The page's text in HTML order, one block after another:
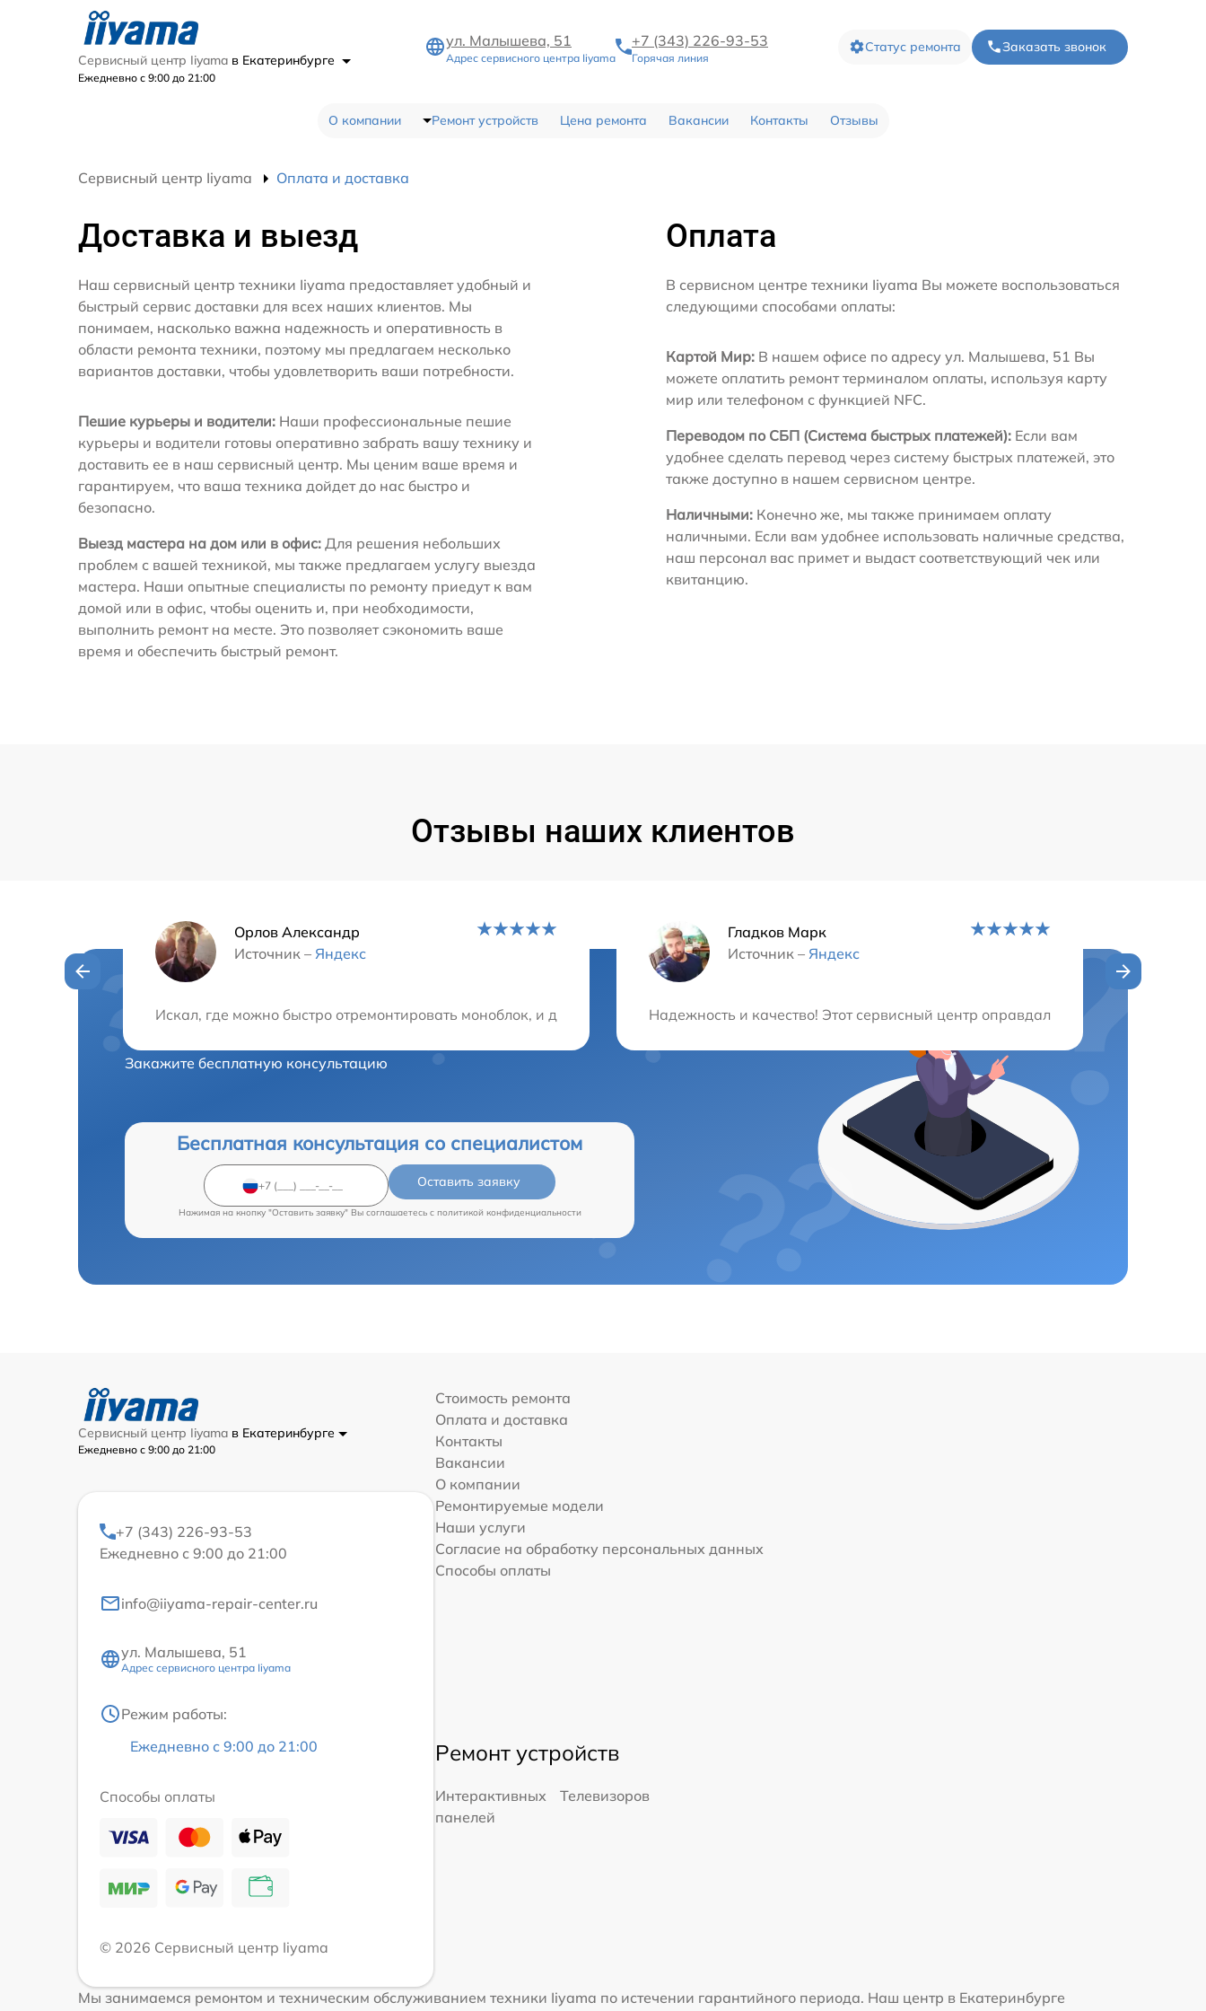
Сервисный центр Iiyama в Екатеринбурге
Ежедневно с 9:00 до 21:00
ул. Малышева, 51
Адрес сервисного центра Iiyama
+7 (343) 226-93-53
Горячая линия
Статус ремонта Заказать звонок
О компании Ремонт устройств Цена ремонта Вакансии Контакты Отзывы
Сервисный центр Iiyama Оплата и доставка
Доставка и выезд
Наш сервисный центр техники Iiyama предоставляет удобный и
быстрый сервис доставки для всех наших клиентов. Мы
понимаем, насколько важна надежность и оперативность в
области ремонта техники, поэтому мы предлагаем несколько
вариантов доставки, чтобы удовлетворить ваши потребности.
Пешие курьеры и водители: Наши профессиональные пешие
курьеры и водители готовы оперативно забрать вашу технику и
доставить ее в наш сервисный центр. Мы ценим ваше время и
гарантируем, что ваша техника дойдет до нас быстро и
безопасно.
Выезд мастера на дом или в офис: Для решения небольших
проблем с вашей техникой, мы также предлагаем услугу выезда
мастера. Наши опытные специалисты по ремонту приедут к вам
домой или в офис, чтобы оценить и, при необходимости,
выполнить ремонт на месте. Это позволяет сэкономить ваше
время и обеспечить быстрый ремонт.
Оплата
В сервисном центре техники Iiyama Вы можете воспользоваться
следующими способами оплаты:
Картой Мир: В нашем офисе по адресу ул. Малышева, 51 Вы
можете оплатить ремонт терминалом оплаты, используя карту
мир или телефоном с функцией NFC.
Переводом по СБП (Система быстрых платежей): Если вам
удобнее сделать перевод через систему быстрых платежей, это
также доступно в нашем сервисном центре.
Наличными: Конечно же, мы также принимаем оплату
наличными. Если вам удобнее использовать наличные средства,
наш персонал вас примет и выдаст соответствующий чек или
квитанцию.
Отзывы наших клиентов
Орлов Александр
Источник – Яндекс
Искал, где можно быстро отремонтировать моноблок, и друг порекомендовал этот сервисный центр. Мастер сделал всё быстро и качественно, а
Гладков Марк
Источник – Яндекс
Надежность и качество! Этот сервисный центр оправдал все мои
Нужна консультация?
Закажите бесплатную консультацию
Бесплатная консультация со специалистом
Оставить заявку
Нажимая на кнопку "Оставить заявку" Вы соглашаетесь c политикой конфиденциальности
Сервисный центр Iiyama в Екатеринбурге
Ежедневно с 9:00 до 21:00
+7 (343) 226-93-53
Ежедневно с 9:00 до 21:00
info@iiyama-repair-center.ru
ул. Малышева, 51
Адрес сервисного центра Iiyama
Режим работы:
Ежедневно с 9:00 до 21:00
Способы оплаты
© 2026 Сервисный центр Iiyama
Стоимость ремонта
Оплата и доставка
Контакты
Вакансии
О компании
Ремонтируемые модели
Наши услуги
Согласие на обработку персональных данных
Способы оплаты
Ремонт устройств
Интерактивных
панелей
Телевизоров
Мы занимаемся ремонтом и техническим обслуживанием техники Iiyama по истечении гарантийного периода. Наш центр в Екатеринбурге